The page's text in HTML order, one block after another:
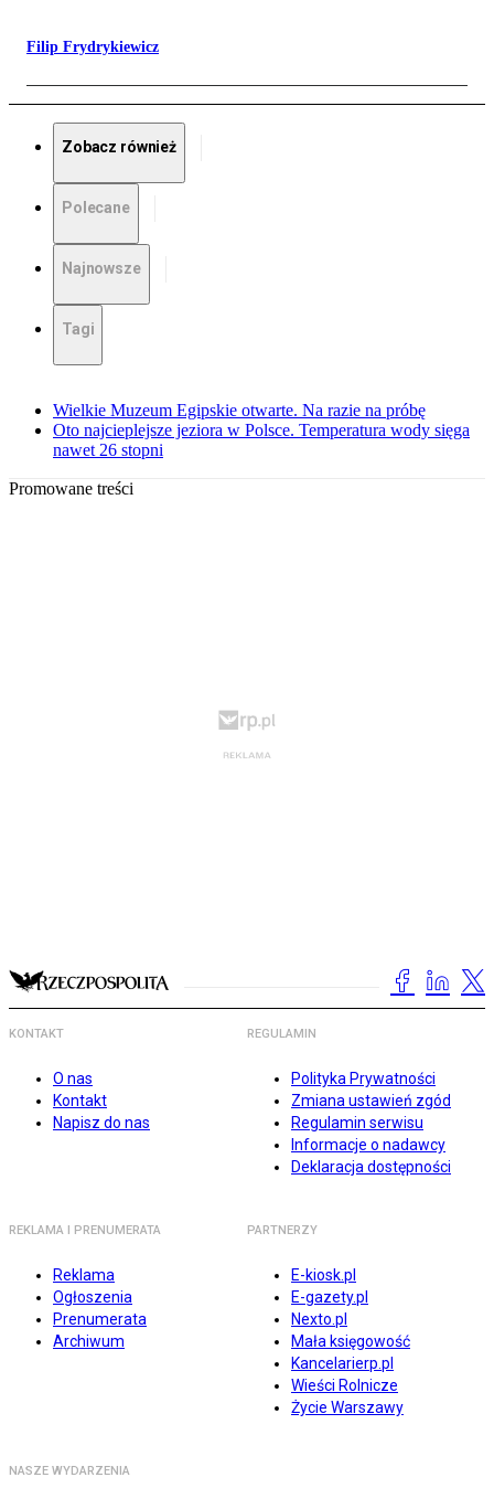
Filip Frydrykiewicz
Zobacz również
Polecane
Najnowsze
Tagi
Wielkie Muzeum Egipskie otwarte. Na razie na próbę
Oto najcieplejsze jeziora w Polsce. Temperatura wody sięga
nawet 26 stopni
Promowane treści
KONTAKT
O nas
Kontakt
Napisz do nas
REGULAMIN
Polityka Prywatności
Zmiana ustawień zgód
Regulamin serwisu
Informacje o nadawcy
Deklaracja dostępności
REKLAMA I PRENUMERATA
Reklama
Ogłoszenia
Prenumerata
Archiwum
PARTNERZY
E-kiosk.pl
E-gazety.pl
Nexto.pl
Mała księgowość
Kancelarierp.pl
Wieści Rolnicze
Życie Warszawy
NASZE WYDARZENIA